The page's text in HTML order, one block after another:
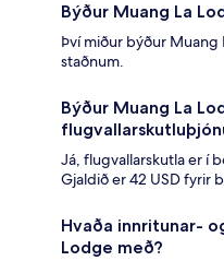
Býður Muang La
Því miður býður Muang
staðnum.
Býður Muang La
Já, flugvallarskutla er í
Gjaldið er 42 USD fyrir
Hvaða innritunar-
Lodge með?